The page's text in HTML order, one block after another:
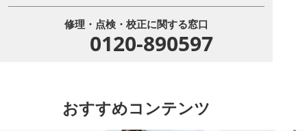
修理・点検・校正に関する窓口
0120-890597
おすすめコンテンツ